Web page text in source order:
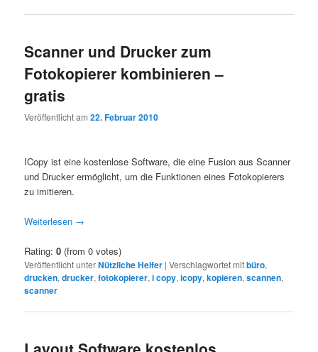
Scanner und Drucker zum
Fotokopierer kombinieren –
gratis
Veröffentlicht am22. Februar 2010
ICopy ist eine kostenlose Software, die eine Fusion aus Scanner
und Drucker ermöglicht, um die Funktionen eines Fotokopierers
zu imitieren.
Weiterlesen →
Rating:0 (from 0 votes)
Veröffentlicht unterNützliche Helfer |Verschlagwortet mitbüro,
drucken,drucker,fotokopierer,i copy,icopy,kopieren,scannen,
scanner